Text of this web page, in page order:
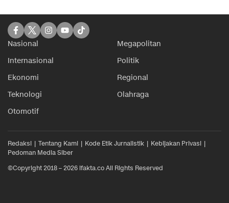
Nasional
Megapolitan
Internasional
Politik
Ekonomi
Regional
Teknologi
Olahraga
Otomotif
Redaksi Tentang Kami Kode Etik Jurnalistik
Kebijakan Privasi
Pedoman Media Siber
©Copyright 2018 – 2026 ifakta.co All Rights Reserved